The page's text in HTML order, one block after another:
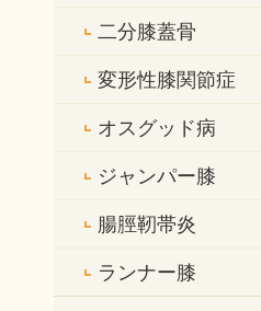
二分膝蓋骨
変形性膝関節症
オスグッド病
ジャンパー膝
腸脛靭帯炎
ランナー膝